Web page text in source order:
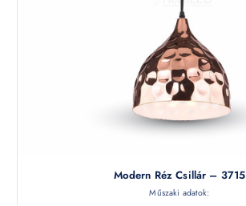
Modern Réz Csillár – 3715
Műszaki adatok: